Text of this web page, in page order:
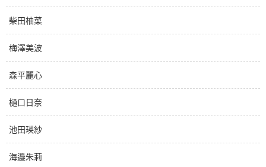
柴田柚菜
梅澤美波
森平麗心
樋口日奈
池田瑛紗
海邉朱莉